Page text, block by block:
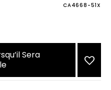
CA4668-51X
Sera